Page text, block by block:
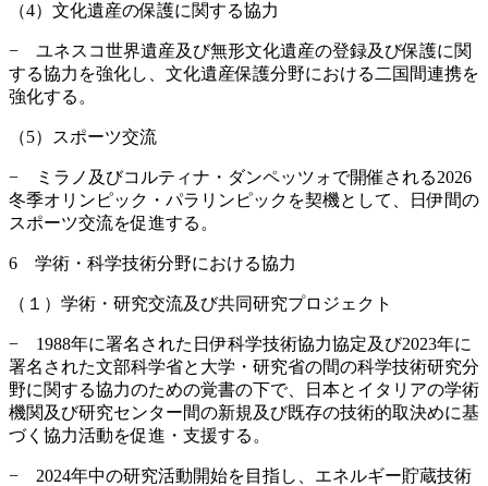
（4）文化遺産の保護に関する協力
− ユネスコ世界遺産及び無形文化遺産の登録及び保護に関
する協力を強化し、文化遺産保護分野における二国間連携を
強化する。
（5）スポーツ交流
− ミラノ及びコルティナ・ダンペッツォで開催される2026
冬季オリンピック・パラリンピックを契機として、日伊間の
スポーツ交流を促進する。
6 学術・科学技術分野における協力
（１）学術・研究交流及び共同研究プロジェクト
− 1988年に署名された日伊科学技術協力協定及び2023年に
署名された文部科学省と大学・研究省の間の科学技術研究分
野に関する協力のための覚書の下で、日本とイタリアの学術
機関及び研究センター間の新規及び既存の技術的取決めに基
づく協力活動を促進・支援する。
− 2024年中の研究活動開始を目指し、エネルギー貯蔵技術